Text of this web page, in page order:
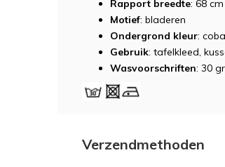
Rapport breedte: 68 cm
Motief: bladeren
Ondergrond kleur:
Gebruik: tafelkleed,
Wasvoorschriften: 30
Verzendmethoden